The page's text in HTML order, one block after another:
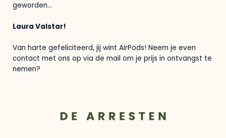
geworden...
Laura Valstar!
Van harte gefeliciteerd, jij wint AirPods! Neem je even
contact met ons op via de mail om je prijs in ontvangst te
nemen?